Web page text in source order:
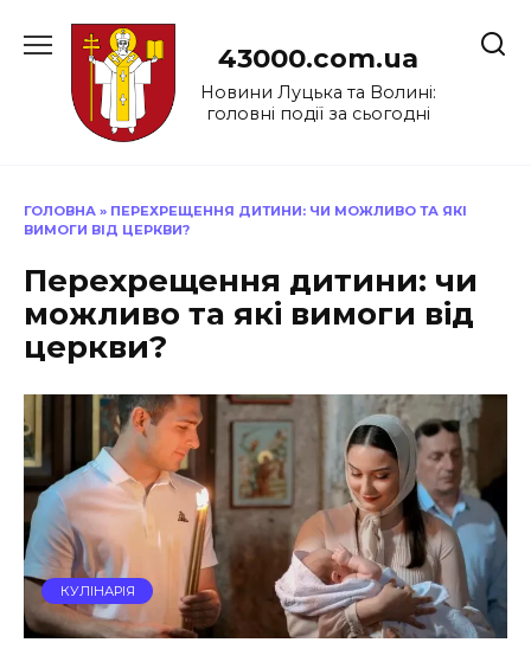
до
43000.com.ua
Новини Луцька та Волині:
головні події за сьогодні
ГОЛОВНА » ПЕРЕХРЕЩЕННЯ ДИТИНИ: ЧИ МОЖЛИВО ТА ЯКІ
ВИМОГИ ВІД ЦЕРКВИ?
Перехрещення дитини: чи
можливо та які вимоги від
церкви?
КУЛІНАРІЯ